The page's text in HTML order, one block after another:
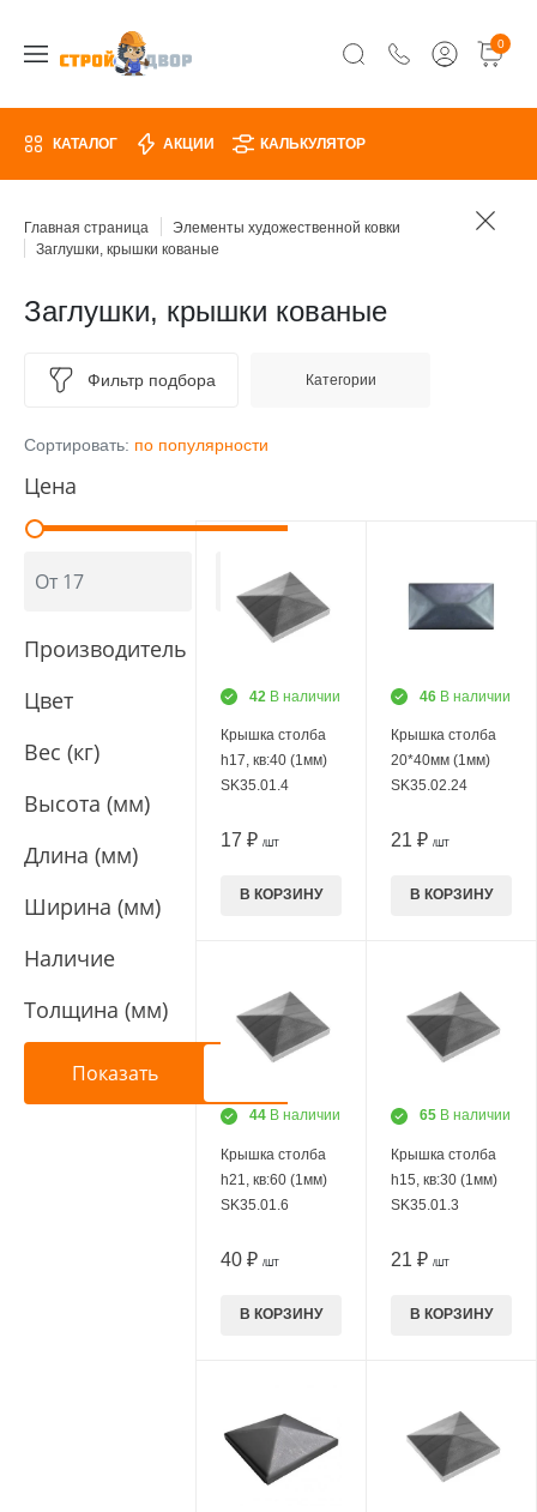
0
КАТАЛОГ АКЦИИ КАЛЬКУЛЯТОР
Главная страница
Элементы художественной ковки
Заглушки, крышки кованые
Заглушки, крышки кованые
Фильтр подбора Категории
Сортировать: по популярности
Цена
Производитель
Цвет
Вес (кг)
Высота (мм)
Длина (мм)
Ширина (мм)
Наличие
Толщина (мм)
42 В наличии
Крышка столба
h17, кв:40 (1мм)
SK35.01.4
17 ₽ /ШТ
В КОРЗИНУ
46 В наличии
Крышка столба
20*40мм (1мм)
SK35.02.24
21 ₽ /ШТ
В КОРЗИНУ
44 В наличии
Крышка столба
h21, кв:60 (1мм)
SK35.01.6
40 ₽ /ШТ
В КОРЗИНУ
65 В наличии
Крышка столба
h15, кв:30 (1мм)
SK35.01.3
21 ₽ /ШТ
В КОРЗИНУ